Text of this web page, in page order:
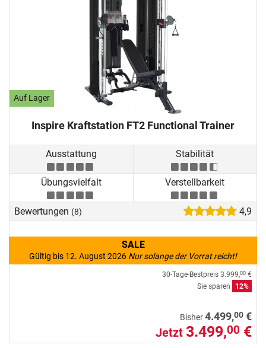
Auf Lager
Inspire Kraftstation FT2 Functional Trainer
Ausstattung Stabilität
Übungsvielfalt Verstellbarkeit
Bewertungen (8) 4,9
SALE
Gültig bis 12. August 2026 Nur solange der Vorrat reicht!
30-Tage-Bestpreis 3.999,00 €
Sie sparen
12%
Bisher4.499,00 €
Jetzt 3.499,00 €